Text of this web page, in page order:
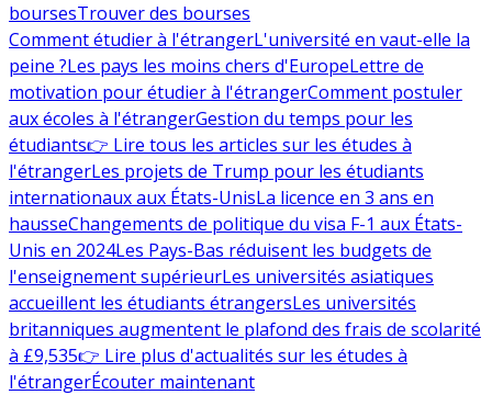
boursesTrouver des bourses
Comment étudier à l'étrangerL'université en vaut-elle la
peine ?Les pays les moins chers d'EuropeLettre de
motivation pour étudier à l'étrangerComment postuler
aux écoles à l'étrangerGestion du temps pour les
étudiants👉 Lire tous les articles sur les études à
l'étrangerLes projets de Trump pour les étudiants
internationaux aux États-UnisLa licence en 3 ans en
hausseChangements de politique du visa F-1 aux États-
Unis en 2024Les Pays-Bas réduisent les budgets de
l'enseignement supérieurLes universités asiatiques
accueillent les étudiants étrangersLes universités
britanniques augmentent le plafond des frais de scolarité
à £9,535👉 Lire plus d'actualités sur les études à
l'étrangerÉcouter maintenant